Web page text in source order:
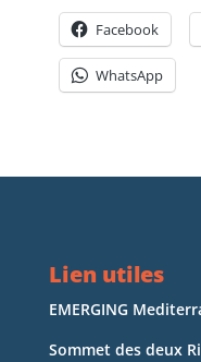
Facebook
WhatsApp
Lien utiles
EMERGING
Sommet des deux